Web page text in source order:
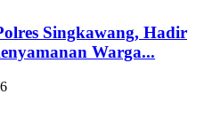
Singkawang, Hadir
Warga...